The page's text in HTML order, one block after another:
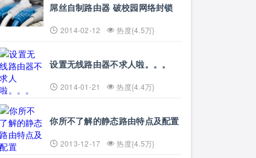
屌丝自制路由器 破校园网络封锁
2014-02-12 热度{4.5万}
设置无线路由器不求人啦。。。
2014-01-21 热度{4.4万}
你所不了解的静态路由特点及配置
2013-12-17 热度{4.5万}